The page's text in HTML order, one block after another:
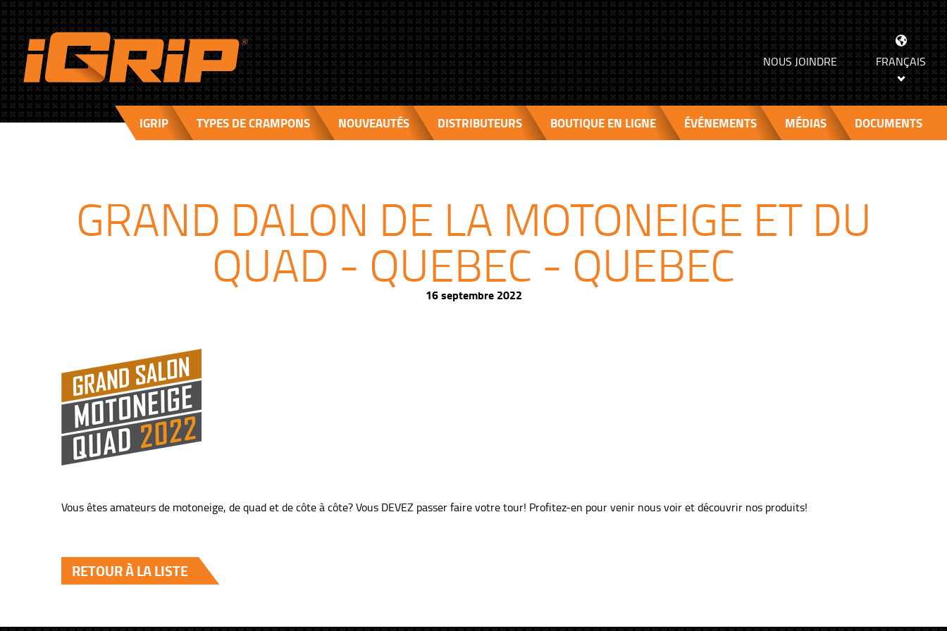
NOUS JOINDRE
>
FRANÇAIS
IGRIP TYPES DE CRAMPONS NOUVEAUTÉS DISTRIBUTEURS BOUTIQUE EN LIGNE ÉVÉNEMENTS MÉDIAS DOCUMENTS
GRAND DALON DE LA MOTONEIGE ET DU
QUAD - QUEBEC - QUEBEC
16 septembre 2022
Vous êtes amateurs de motoneige, de quad et de côte à côte? Vous DEVEZ passer faire votre tour! Profitez-en pour venir nous voir et découvrir nos produits!
RETOUR À LA LISTE